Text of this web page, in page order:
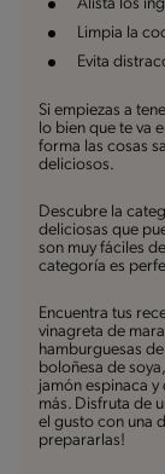
Alista los
Limpia la
Evita
Si empiezas a
lo bien que te va
forma las cosas
deliciosos.
Descubre la
deliciosas que
son muy fáciles
categoría es
Encuentra tus
vinagreta de
hamburguesas
boloñesa de
jamón espinaca
más. Disfruta de
el gusto con una
prepararlas!